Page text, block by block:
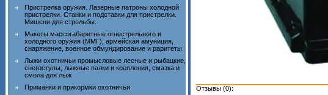
Пристрелка оружия. Лазерные патроны холодной
пристрелки. Станки и подставки для пристрелки.
Мишени для стрельбы.
Макеты массогабаритные огнестрельного и
холодного оружия (ММГ), армейская амуниция,
снаряжение, военное обмундирование и раритеты
Лыжи охотничьи промысловые лесные и рыбацкие,
снегоступы, лыжные палки и крепления, смазка и
смола для лыж
Приманки и прикормки охотничьи
Отзывы (0):